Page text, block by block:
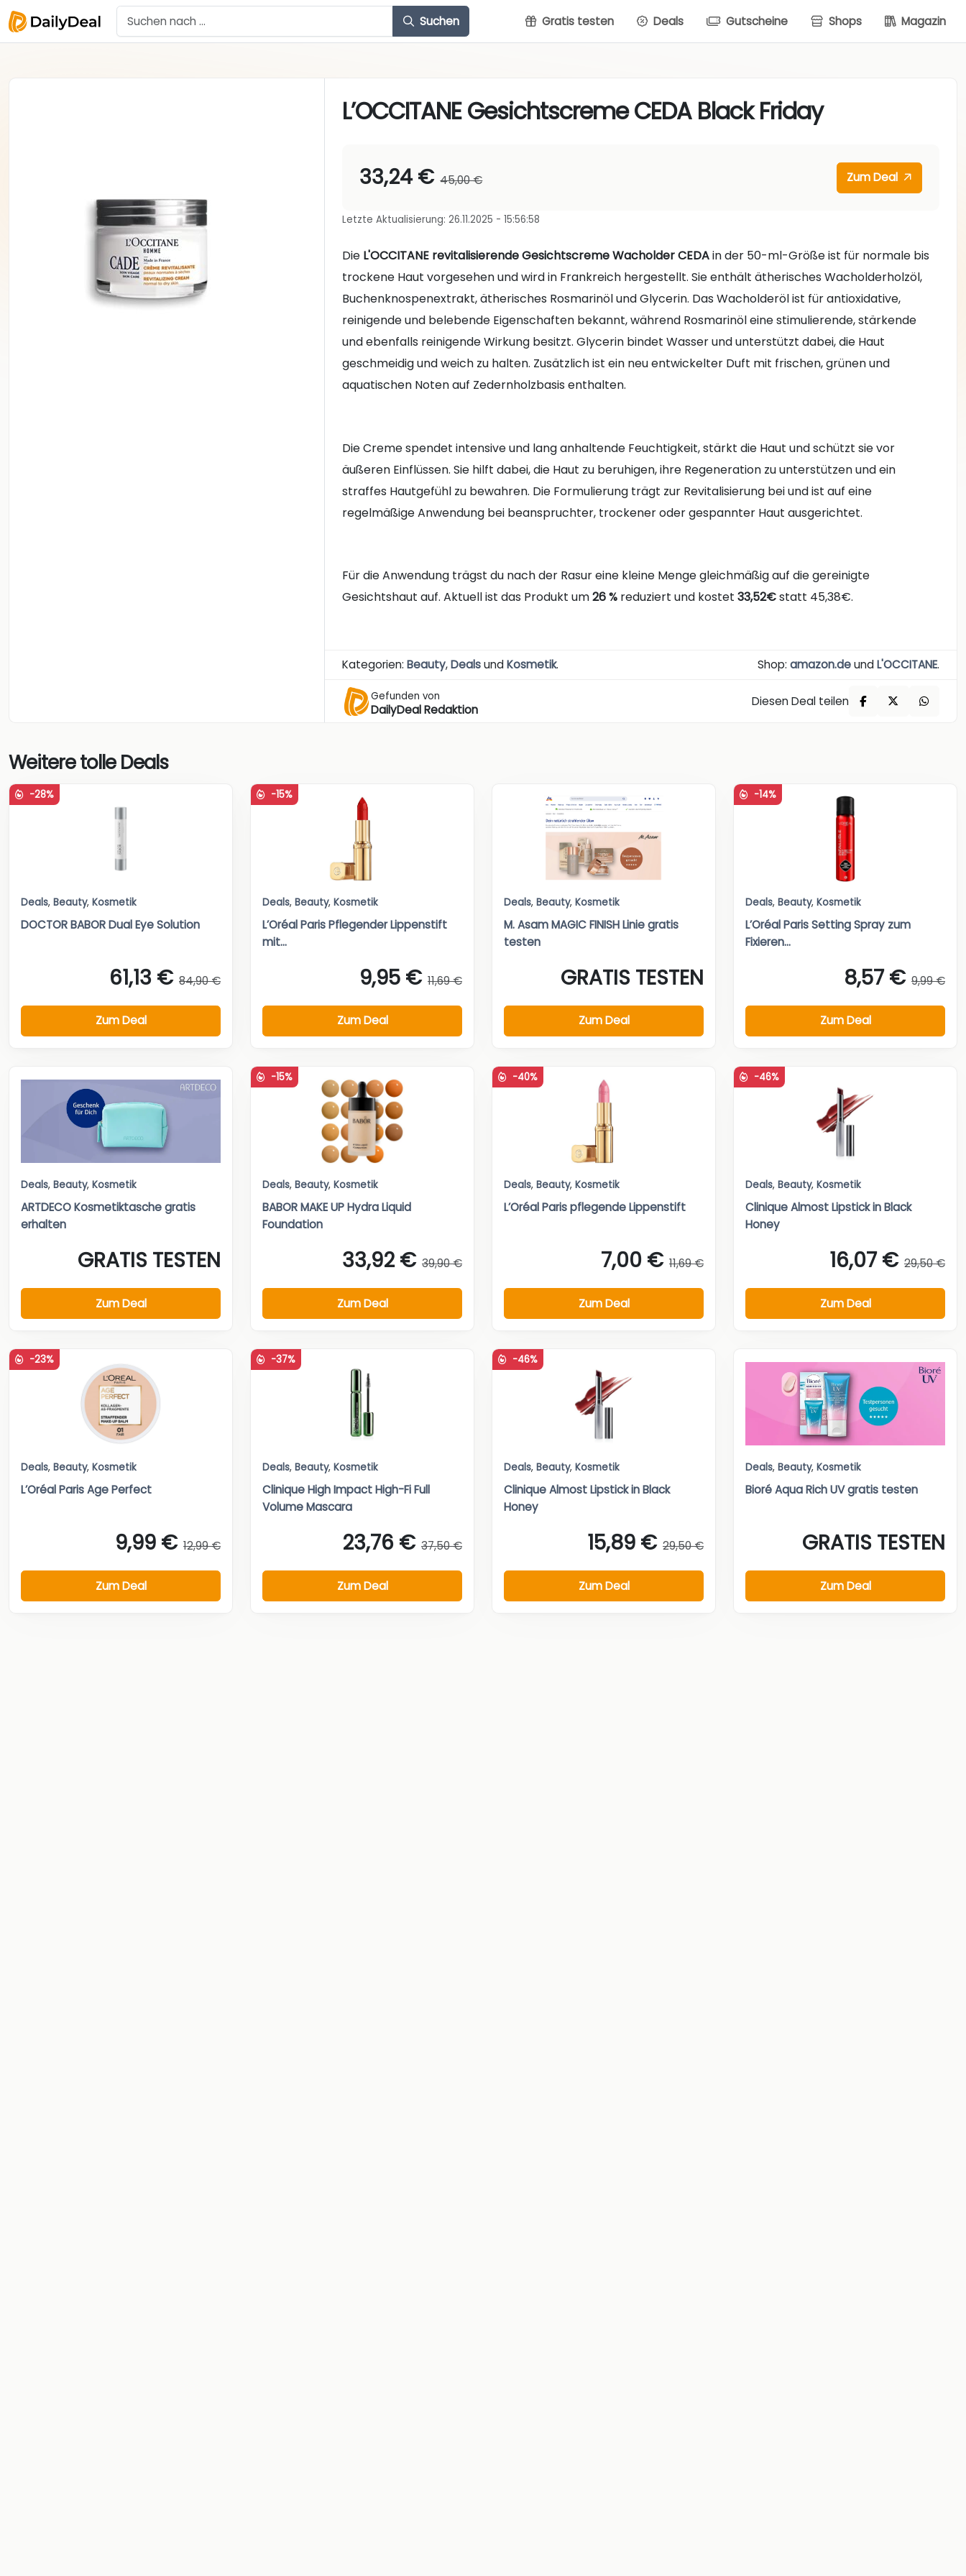
Suchen Gratis testen Deals Gutscheine Shops Magazin
L’OCCITANE Gesichtscreme CEDA Black Friday
33,24 € 45,00 € Zum Deal
Letzte Aktualisierung: 26.11.2025 - 15:56:58
Die L'OCCITANE revitalisierende Gesichtscreme Wacholder CEDAin der 50-ml-Größe ist für normale bis
trockene Haut vorgesehen und wird in Frankreich hergestellt. Sie enthält ätherisches Wacholderholzöl,
Buchenknospenextrakt, ätherisches Rosmarinöl und Glycerin. Das Wacholderöl ist für antioxidative,
reinigende und belebende Eigenschaften bekannt, während Rosmarinöl eine stimulierende, stärkende
und ebenfalls reinigende Wirkung besitzt. Glycerin bindet Wasser und unterstützt dabei, die Haut
geschmeidig und weich zu halten. Zusätzlich ist ein neu entwickelter Duft mit frischen, grünen und
aquatischen Noten auf Zedernholzbasis enthalten.
Die Creme spendet intensive und lang anhaltende Feuchtigkeit, stärkt die Haut und schützt sie vor
äußeren Einflüssen. Sie hilft dabei, die Haut zu beruhigen, ihre Regeneration zu unterstützen und ein
straffes Hautgefühl zu bewahren. Die Formulierung trägt zur Revitalisierung bei und ist auf eine
regelmäßige Anwendung bei beanspruchter, trockener oder gespannter Haut ausgerichtet.
Für die Anwendung trägst du nach der Rasur eine kleine Menge gleichmäßig auf die gereinigte
Gesichtshaut auf. Aktuell ist das Produkt um26 % reduziert und kostet33,52€statt 45,38€.
Kategorien:Beauty,DealsundKosmetik. Shop: amazon.deundL'OCCITANE.
Gefunden von
DailyDeal Redaktion
Diesen Deal teilen
Weitere tolle Deals
-28%
Deals, Beauty, Kosmetik
DOCTOR BABOR Dual Eye Solution
61,13 € 84,90 €
Zum Deal
-15%
Deals, Beauty, Kosmetik
L’Oréal Paris Pflegender Lippenstift
mit...
9,95 € 11,69 €
Zum Deal
Deals, Beauty, Kosmetik
M. Asam MAGIC FINISH Linie gratis
testen
GRATIS TESTEN
Zum Deal
-14%
Deals, Beauty, Kosmetik
L’Oréal Paris Setting Spray zum
Fixieren...
8,57 € 9,99 €
Zum Deal
Deals, Beauty, Kosmetik
ARTDECO Kosmetiktasche gratis
erhalten
GRATIS TESTEN
Zum Deal
-15%
Deals, Beauty, Kosmetik
BABOR MAKE UP Hydra Liquid
Foundation
33,92 € 39,90 €
Zum Deal
-40%
Deals, Beauty, Kosmetik
L’Oréal Paris pflegende Lippenstift
7,00 € 11,69 €
Zum Deal
-46%
Deals, Beauty, Kosmetik
Clinique Almost Lipstick in Black
Honey
16,07 € 29,50 €
Zum Deal
-23%
Deals, Beauty, Kosmetik
L’Oréal Paris Age Perfect
9,99 € 12,99 €
Zum Deal
-37%
Deals, Beauty, Kosmetik
Clinique High Impact High-Fi Full
Volume Mascara
23,76 € 37,50 €
Zum Deal
-46%
Deals, Beauty, Kosmetik
Clinique Almost Lipstick in Black
Honey
15,89 € 29,50 €
Zum Deal
Deals, Beauty, Kosmetik
Bioré Aqua Rich UV gratis testen
GRATIS TESTEN
Zum Deal